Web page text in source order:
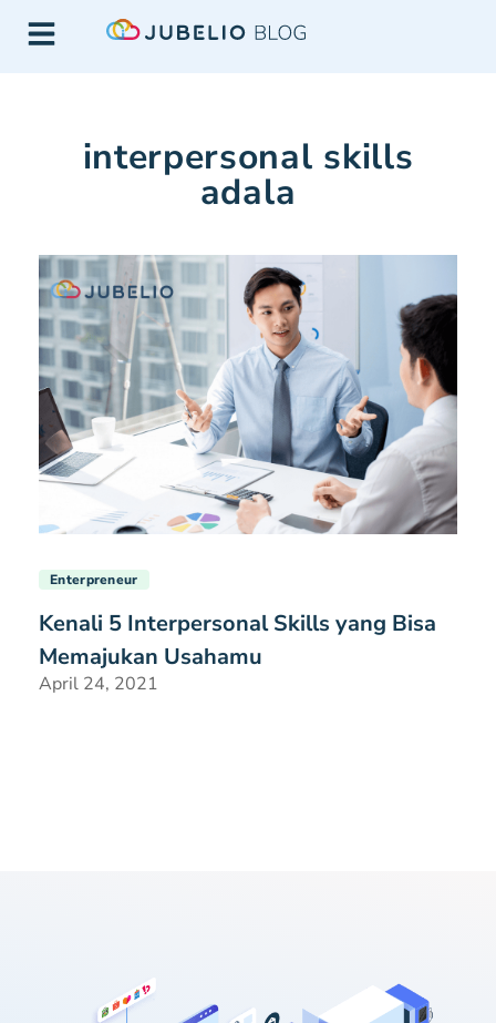
interpersonal skills
adala
Enterpreneur
Kenali 5 Interpersonal Skills yang Bisa
Memajukan Usahamu
April 24, 2021